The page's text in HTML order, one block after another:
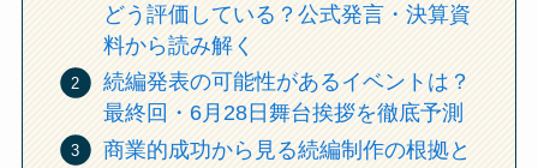
どう評価している？公式発言・決算資
料から読み解く
続編発表の可能性があるイベントは？
最終回・6月28日舞台挨拶を徹底予測
商業的成功から見る続編制作の根拠と